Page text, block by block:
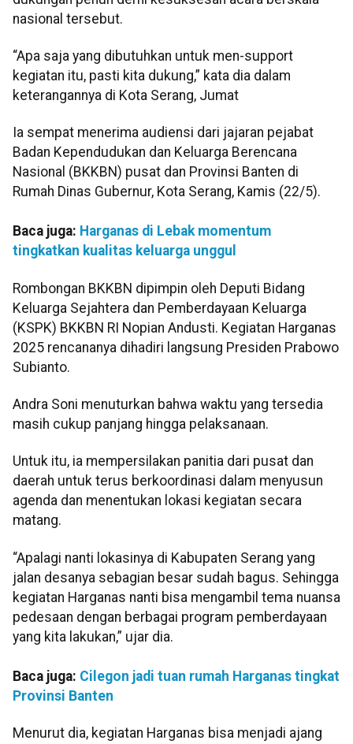
nasional tersebut.
“Apa saja yang dibutuhkan untuk men-support
kegiatan itu, pasti kita dukung,” kata dia dalam
keterangannya di Kota Serang, Jumat
Ia sempat menerima audiensi dari jajaran pejabat
Badan Kependudukan dan Keluarga Berencana
Nasional (BKKBN) pusat dan Provinsi Banten di
Rumah Dinas Gubernur, Kota Serang, Kamis (22/5).
Baca juga: Harganas di Lebak momentum
tingkatkan kualitas keluarga unggul
Rombongan BKKBN dipimpin oleh Deputi Bidang
Keluarga Sejahtera dan Pemberdayaan Keluarga
(KSPK) BKKBN RI Nopian Andusti. Kegiatan Harganas
2025 rencananya dihadiri langsung Presiden Prabowo
Subianto.
Andra Soni menuturkan bahwa waktu yang tersedia
masih cukup panjang hingga pelaksanaan.
Untuk itu, ia mempersilakan panitia dari pusat dan
daerah untuk terus berkoordinasi dalam menyusun
agenda dan menentukan lokasi kegiatan secara
matang.
“Apalagi nanti lokasinya di Kabupaten Serang yang
jalan desanya sebagian besar sudah bagus. Sehingga
kegiatan Harganas nanti bisa mengambil tema nuansa
pedesaan dengan berbagai program pemberdayaan
yang kita lakukan,” ujar dia.
Baca juga: Cilegon jadi tuan rumah Harganas tingkat
Provinsi Banten
Menurut dia, kegiatan Harganas bisa menjadi ajang